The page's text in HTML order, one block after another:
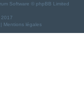
Software © phpBB Limited
2017
| Mentions légales